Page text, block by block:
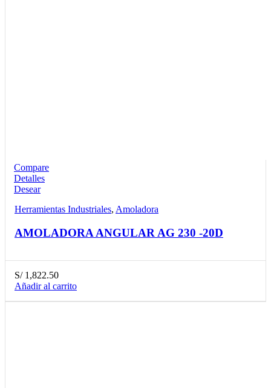
Compare
Detalles
Desear
Herramientas Industriales, Amoladora
AMOLADORA ANGULAR AG 230 -20D
S/1,822.50
Añadir al carrito